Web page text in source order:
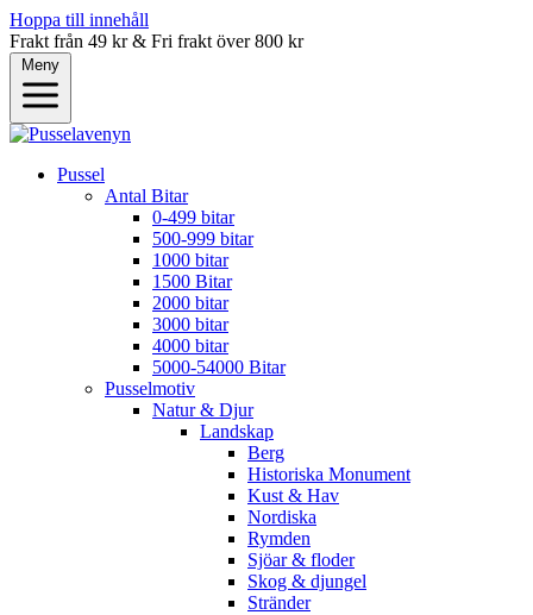
Hoppa till innehåll
Frakt från 49 kr & Fri frakt över 800 kr
Meny
Pussel
Antal Bitar
0-499 bitar
500-999 bitar
1000 bitar
1500 Bitar
2000 bitar
3000 bitar
4000 bitar
5000-54000 Bitar
Pusselmotiv
Natur & Djur
Landskap
Berg
Historiska Monument
Kust & Hav
Nordiska
Rymden
Sjöar & floder
Skog & djungel
Stränder